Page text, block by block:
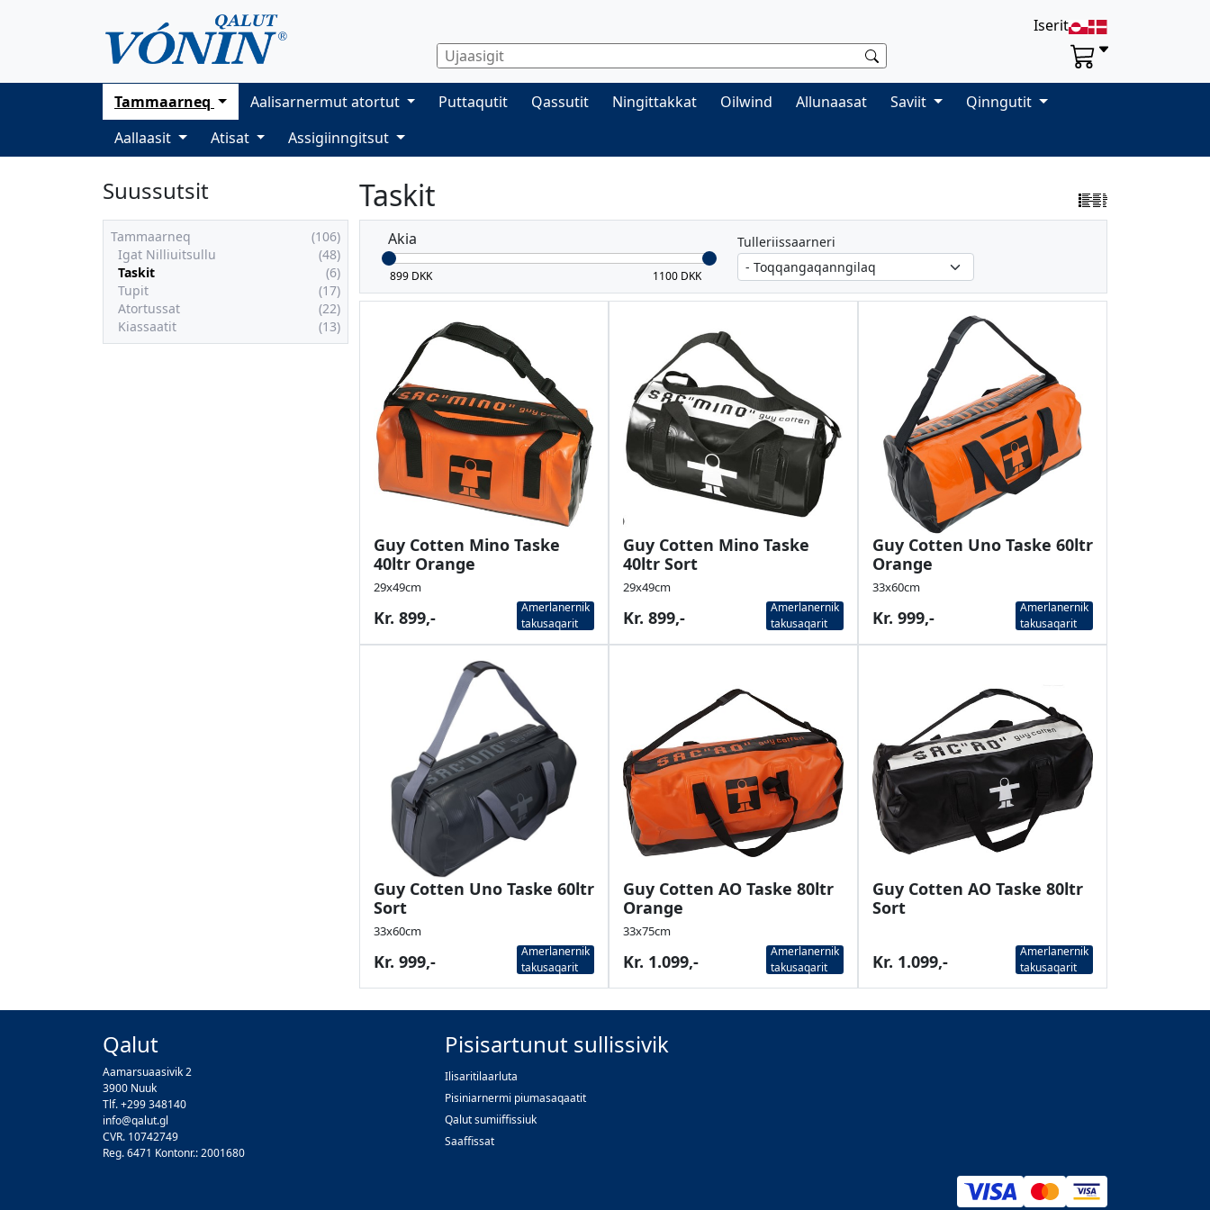
Iserit
Tammaarneq Aalisarnermut atortut Puttaqutit Qassutit Ningittakkat Oilwind Allunaasat Saviit
Qinngutit
Aallaasit
Atisat Assigiinngitsut
Suussutsit
Tammaarneq
(106)
Igat Nilliuitsullu
(48)
Taskit
(6)
Tupit
(17)
Atortussat
(22)
Kiassaatit
(13)
Taskit
Akia Tulleriissaarneri
Guy Cotten Mino Taske
40ltr Orange
29x49cm
Kr. 899,-
Amerlanernik
takusaqarit
Guy Cotten Mino Taske
40ltr Sort
29x49cm
Kr. 899,-
Amerlanernik
takusaqarit
Guy Cotten Uno Taske 60ltr
Orange
33x60cm
Kr. 999,-
Amerlanernik
takusaqarit
Guy Cotten Uno Taske 60ltr
Sort
33x60cm
Kr. 999,-
Amerlanernik
takusaqarit
Guy Cotten AO Taske 80ltr
Orange
33x75cm
Kr. 1.099,-
Amerlanernik
takusaqarit
Guy Cotten AO Taske 80ltr
Sort
Kr. 1.099,-
Amerlanernik
takusaqarit
Qalut
Aamarsuaasivik 2
3900 Nuuk
Tlf. +299 348140
info@qalut.gl
CVR. 10742749
Reg. 6471 Kontonr.: 2001680
Pisisartunut sullissivik
Ilisaritilaarluta
Pisiniarnermi piumasaqaatit
Qalut sumiiffissiuk
Saaffissat